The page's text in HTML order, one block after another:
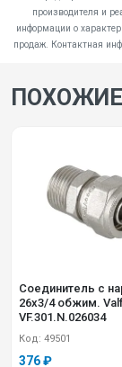
производителя и
информации о
продаж. Контактная
Соединитель с
26х3/4 обжим.
VF.301.N.026034
Код: 49501
376 ₽